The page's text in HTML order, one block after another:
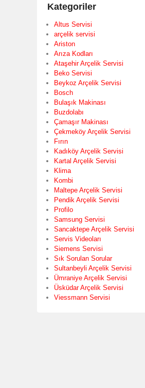
Kategoriler
Altus Servisi
arçelik servisi
Ariston
Arıza Kodları
Ataşehir Arçelik Servisi
Beko Servisi
Beykoz Arçelik Servisi
Bosch
Bulaşık Makinası
Buzdolabı
Çamaşır Makinası
Çekmeköy Arçelik Servisi
Fırın
Kadıköy Arçelik Servisi
Kartal Arçelik Servisi
Klima
Kombi
Maltepe Arçelik Servisi
Pendik Arçelik Servisi
Profilo
Samsung Servisi
Sancaktepe Arçelik Servisi
Servis Videoları
Siemens Servisi
Sık Sorulan Sorular
Sultanbeyli Arçelik Servisi
Ümraniye Arçelik Servisi
Üsküdar Arçelik Servisi
Viessmann Servisi